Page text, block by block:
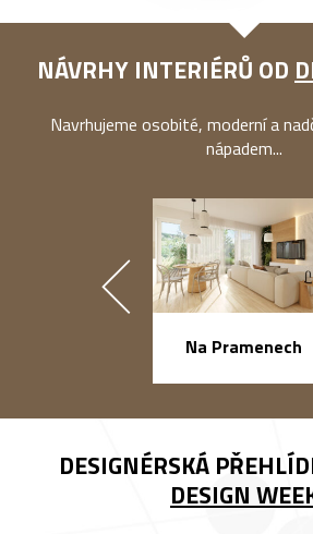
NÁVRHY INTERIÉRŮ OD
Navrhujeme osobité, moderní a
nápadem...
Na Pramenech
DESIGNÉRSKÁ
DESIGN